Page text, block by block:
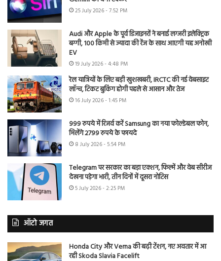
25 July 2026 - 7:52 PM
Audi और Apple के पूर्व डिजाइनरों ने बनाई लग्जरी इलेक्ट्रिक
बग्गी, 100 किमी से ज्यादा की रेंज के साथ आएगी यह अनोखी
EV
19 July 2026 - 4:48 PM
रेल यात्रियों के लिए बड़ी खुशखबरी, IRCTC की नई वेबसाइट
लॉन्च, टिकट बुकिंग होगी पहले से आसान और तेज
16 July 2026 - 1:45 PM
999 रुपये में रिजर्व करें Samsung का नया फोल्डेबल फोन,
मिलेंगे 2799 रुपये के फायदे
8 July 2026 - 5:54 PM
Telegram पर सरकार का बड़ा एक्शन, फिल्में और वेब सीरीज
देखना पड़ेगा भारी, तीन दिनों में दूसरा नोटिस
5 July 2026 - 2:25 PM
ऑटो जगत
Honda City और Verna की बढ़ी टेंशन, नए अवतार में आ
रही Skoda Slavia Facelift